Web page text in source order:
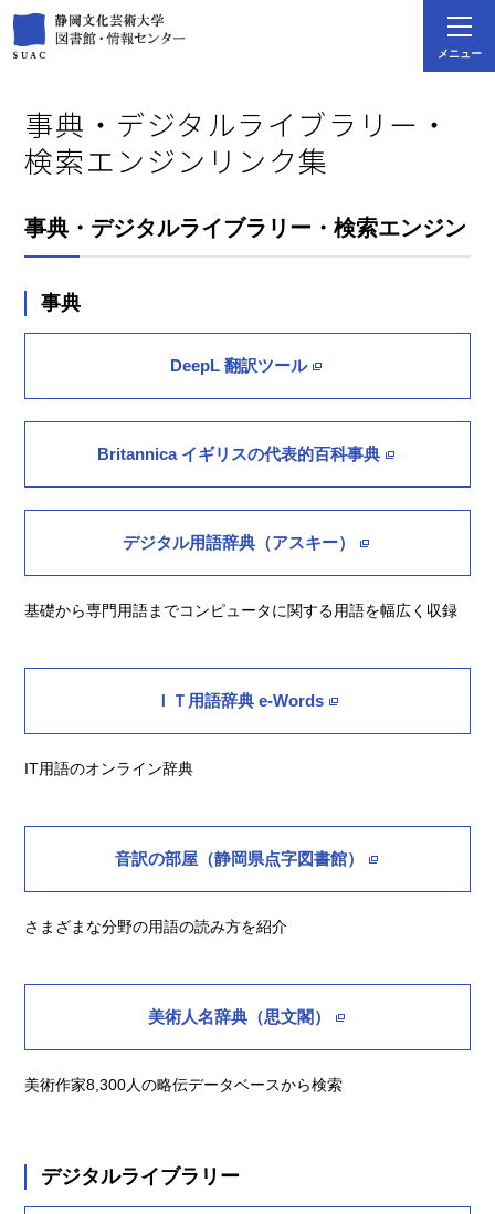
メニュー
事典・デジタルライブラリー・
検索エンジンリンク集
事典・デジタルライブラリー・検索エンジン
事典
DeepL 翻訳ツール
Britannica イギリスの代表的百科事典
デジタル用語辞典（アスキー）
基礎から専門用語までコンピュータに関する用語を幅広く収録
ＩＴ用語辞典 e-Words
IT用語のオンライン辞典
音訳の部屋（静岡県点字図書館）
さまざまな分野の用語の読み方を紹介
美術人名辞典（思文閣）
美術作家8,300人の略伝データベースから検索
デジタルライブラリー